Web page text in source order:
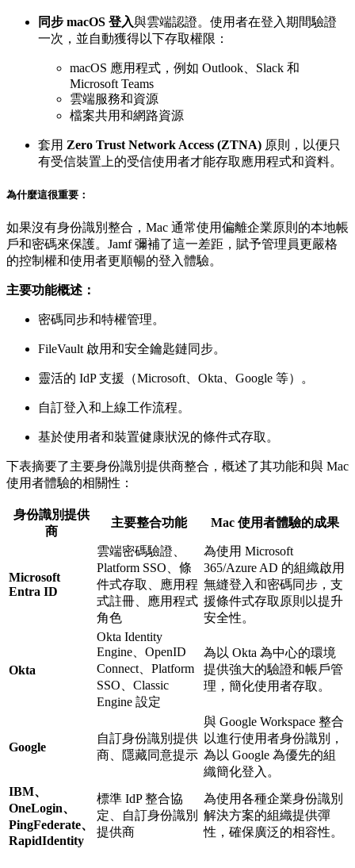
同步 macOS 登入與雲端認證。使用者在登入期間驗證
一次，並自動獲得以下存取權限：
macOS 應用程式，例如 Outlook、Slack 和
Microsoft Teams
雲端服務和資源
檔案共用和網路資源
套用 Zero Trust Network Access (ZTNA) 原則，以便只
有受信裝置上的受信使用者才能存取應用程式和資料。
為什麼這很重要：
如果沒有身份識別整合，Mac 通常使用偏離企業原則的本地帳
戶和密碼來保護。Jamf 彌補了這一差距，賦予管理員更嚴格
的控制權和使用者更順暢的登入體驗。
主要功能概述：
密碼同步和特權管理。
FileVault 啟用和安全鑰匙鏈同步。
靈活的 IdP 支援（Microsoft、Okta、Google 等）。
自訂登入和上線工作流程。
基於使用者和裝置健康狀況的條件式存取。
下表摘要了主要身份識別提供商整合，概述了其功能和與 Mac
使用者體驗的相關性：
身份識別提供
商
主要整合功能 Mac 使用者體驗的成果
Microsoft
Entra ID
雲端密碼驗證、
Platform SSO、條
件式存取、應用程
式註冊、應用程式
角色
為使用 Microsoft
365/Azure AD 的組織啟用
無縫登入和密碼同步，支
援條件式存取原則以提升
安全性。
Okta
Okta Identity
Engine、OpenID
Connect、Platform
SSO、Classic
Engine 設定
為以 Okta 為中心的環境
提供強大的驗證和帳戶管
理，簡化使用者存取。
Google
自訂身份識別提供
商、隱藏同意提示
與 Google Workspace 整合
以進行使用者身份識別，
為以 Google 為優先的組
織簡化登入。
IBM、
OneLogin、
PingFederate、
RapidIdentity
標準 IdP 整合協
定、自訂身份識別
提供商
為使用各種企業身份識別
解決方案的組織提供彈
性，確保廣泛的相容性。